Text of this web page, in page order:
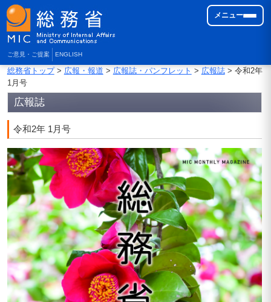
ご意見・ご提案 ENGLISH
メニュー
総務省トップ> 広報・報道 > 広報誌・パンフレット > 広報誌> 令和2年
1月号
広報誌
令和2年 1月号